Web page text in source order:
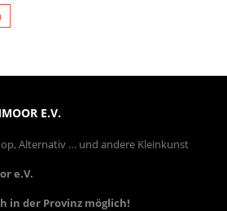
E.V.
Alternativ … und andere Kleinkunst
e.V.
in der Provinz möglich!